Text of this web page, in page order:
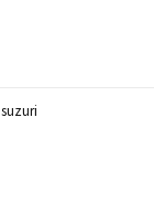
suzuri